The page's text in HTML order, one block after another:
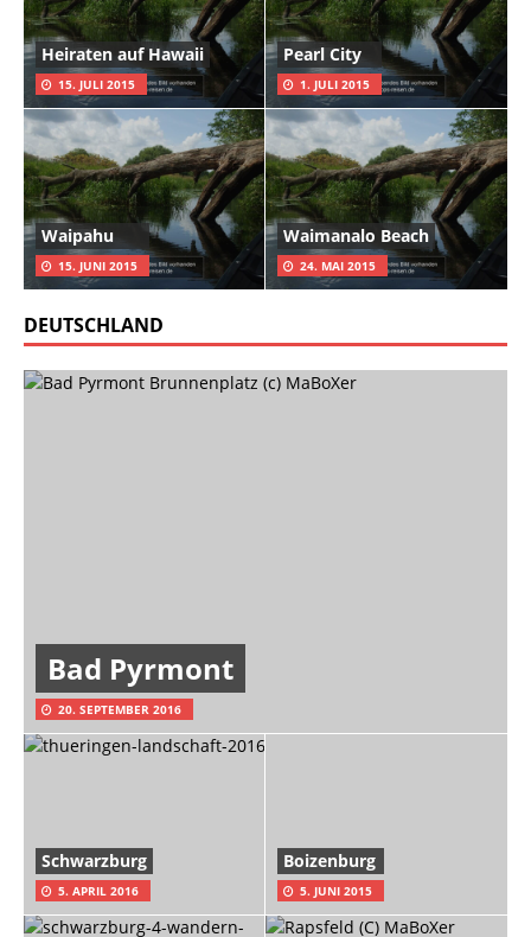
Heiraten auf Hawaii
15. JULI 2015
Pearl City
1. JULI 2015
Waipahu
15. JUNI 2015
Waimanalo Beach
24. MAI 2015
DEUTSCHLAND
Bad Pyrmont
20. SEPTEMBER 2016
Schwarzburg
5. APRIL 2016
Boizenburg
5. JUNI 2015